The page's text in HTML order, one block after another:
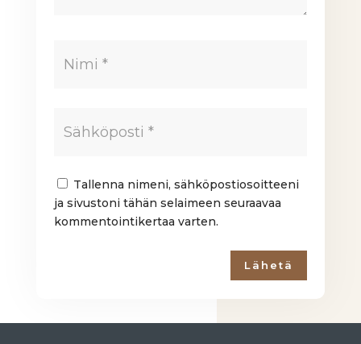
Tallenna nimeni, sähköpostiosoitteeni
ja sivustoni tähän selaimeen seuraavaa
kommentointikertaa varten.
Lähetä